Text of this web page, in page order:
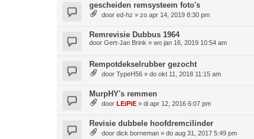
gescheiden remsysteem foto's
door ed-hz » zo apr 14, 2019 8:30 pm
Remrevisie Dubbus 1964
door Gert-Jan Brink » wo jan 16, 2019 10:54 am
Rempotdekselrubber gezocht
door TypeH56 » do okt 11, 2018 11:15 am
MurpHY's remmen
door LEiPiE » di apr 12, 2016 6:07 pm
Revisie dubbele hoofdremcilinder
door dick borneman » do aug 31, 2017 5:49 pm